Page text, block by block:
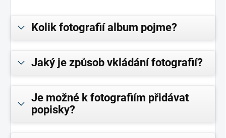
Kolik fotografií album pojme?
Jaký je způsob vkládání fotografií?
Je možné k fotografiím přidávat
popisky?